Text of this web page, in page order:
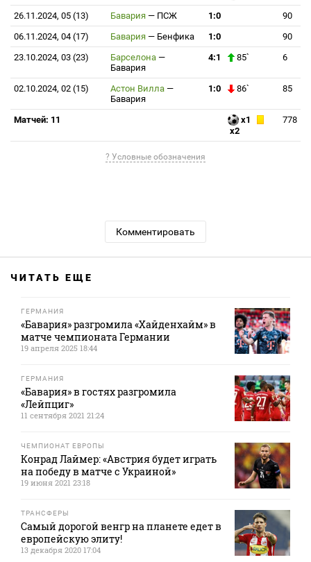
26.11.2024, 05 (13) Бавария — ПСЖ 1:0
90
06.11.2024, 04 (17)
Бавария — Бенфика 1:0
90
23.10.2024, 03 (23)
Барселона —
Бавария
4:1 85` 6
02.10.2024, 02 (15) Астон Вилла —
Бавария
1:0 86` 85
Матчей: 11
x1
x2
778
? Условные обозначения
Комментировать
ЧИТАТЬ ЕЩЕ
ГЕРМАНИЯ
«Бавария» разгромила «Хайденхайм» в
матче чемпионата Германии
19 апреля 2025 18:44
ГЕРМАНИЯ
«Бавария» в гостях разгромила
«Лейпциг»
11 сентября 2021 21:24
ЧЕМПИОНАТ ЕВРОПЫ
Конрад Лаймер: «Австрия будет играть
на победу в матче с Украиной»
19 июня 2021 23:18
ТРАНСФЕРЫ
Самый дорогой венгр на планете едет в
европейскую элиту!
13 декабря 2020 17:04